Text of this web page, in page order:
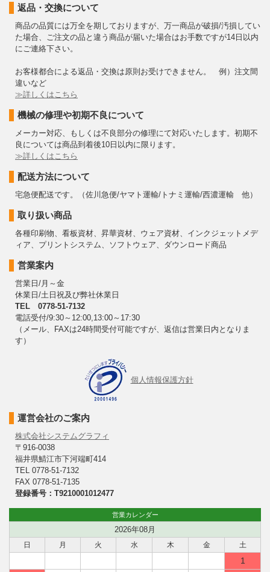
返品・交換について
商品の品質には万全を期しておりますが、万一商品が破損/汚損してい
た場合、ご注文の品と違う商品が届いた場合はお手数ですが14日以内
にご連絡下さい。
お客様都合による返品・交換は原則お受けできません。 例）注文間
違いなど
≫詳しくはこちら
機械の修理や初期不良について
メーカー対応、もしくは不良部分の修理にて対応いたします。初期不
良については商品到着後10日以内に限ります。
≫詳しくはこちら
配送方法について
宅急便配送です。（佐川急便/ヤマト運輸/トナミ運輸/西濃運輸 他）
取り扱い商品
各種印刷物、看板資材、昇華資材、ウェア資材、インクジェットメデ
ィア、プリントシステム、ソフトウェア、ダウンロード商品
営業案内
営業日/月～金
休業日/土日祝及び弊社休業日
TEL 0778-51-7132
電話受付/9:30～12:00,13:00～17:30
（メール、FAXは24時間受付可能ですが、返信は営業日内となりま
す）
個人情報保護方針
運営会社のご案内
株式会社システムグラフィ
〒916-0038
福井県鯖江市下河端町414
TEL 0778-51-7132
FAX 0778-51-7135
登録番号：T9210001012477
営業カレンダー
2026年08月
日 月 火 水 木 金 土
1